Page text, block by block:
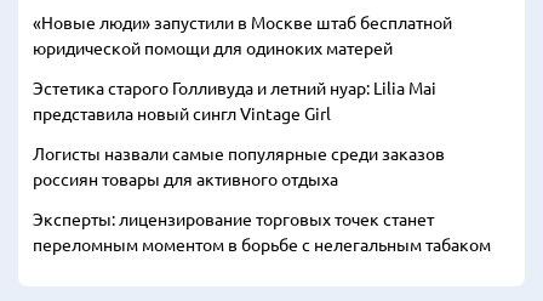
«Новые люди» запустили в Москве штаб бесплатной
юридической помощи для одиноких матерей
Эстетика старого Голливуда и летний нуар: Lilia Mai
представила новый сингл Vintage Girl
Логисты назвали самые популярные среди заказов
россиян товары для активного отдыха
Эксперты: лицензирование торговых точек станет
переломным моментом в борьбе с нелегальным табаком